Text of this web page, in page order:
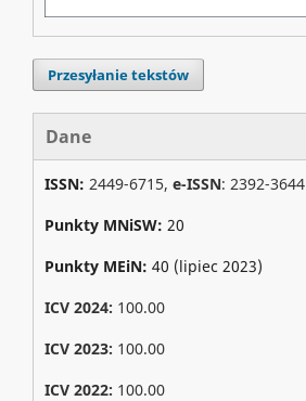
Przesyłanie tekstów
Dane
ISSN: 2449-6715, e-ISSN: 2392-3644
Punkty MNiSW: 20
Punkty MEiN: 40 (lipiec 2023)
ICV 2024: 100.00
ICV 2023: 100.00
ICV 2022: 100.00